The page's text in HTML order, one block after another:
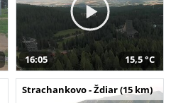
16:05 15,5 °C
Strachankovo - Ždiar (15 km)